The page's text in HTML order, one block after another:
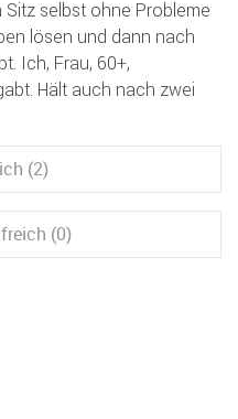
selbst ohne Probleme
lösen und dann nach
Ich, Frau, 60+,
Hält auch nach zwei
(2)
(0)